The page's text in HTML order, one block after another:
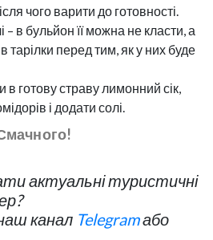
чого варити до готовності.
– в бульйон її можна не класти, а
тарілки перед тим, як у них буде
готову страву лимонний сік,
і додати солі.
актуальні туристичні
канал Telegramабо